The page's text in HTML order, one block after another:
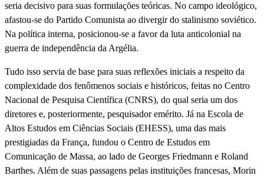
seria decisivo para suas formulações teóricas. No campo ideológico,
afastou-se do Partido Comunista ao divergir do stalinismo soviético.
Na política interna, posicionou-se a favor da luta anticolonial na
guerra de independência da Argélia.
Tudo isso servia de base para suas reflexões iniciais a respeito da
complexidade dos fenômenos sociais e históricos, feitas no Centro
Nacional de Pesquisa Científica (CNRS), do qual seria um dos
diretores e, posteriormente, pesquisador emérito. Já na Escola de
Altos Estudos em Ciências Sociais (EHESS), uma das mais
prestigiadas da França, fundou o Centro de Estudos em
Comunicação de Massa, ao lado de Georges Friedmann e Roland
Barthes. Além de suas passagens pelas instituições francesas, Morin